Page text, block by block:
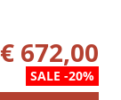
€ 672,00
SALE -20%